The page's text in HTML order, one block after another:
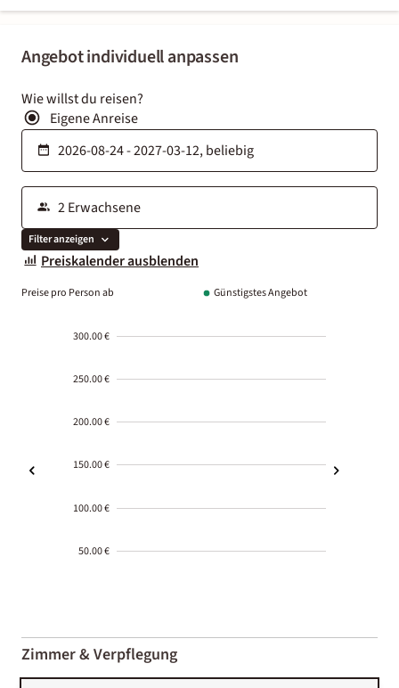
Angebot individuell anpassen
Wie willst du reisen?
Eigene Anreise
Filter anzeigen
Preiskalender ausblenden
Preise pro Person ab Günstigstes Angebot
300.00 €
250.00 €
200.00 €
150.00 €
100.00 €
50.00 €
01-02
Zimmer & Verpflegung